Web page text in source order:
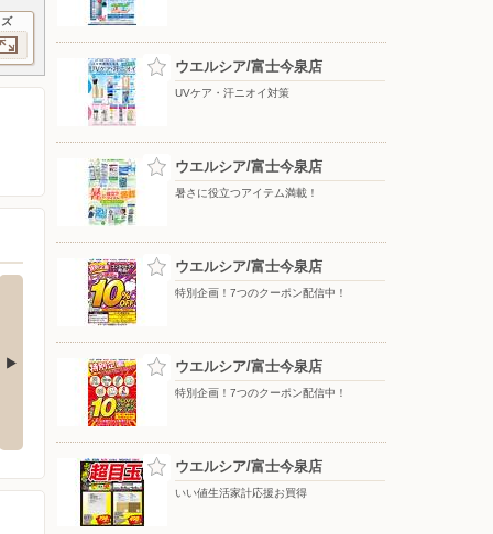
得
特別企画！7つのクーポン配信
中！
特別企画！7つのクーポン配信
ウエルシア/富士今泉店
UVケア・汗ニオイ対策
ウエルシア/富士今泉店
暑さに役立つアイテム満載！
ウエルシア/富士今泉店
特別企画！7つのクーポン配信中！
ウエルシア/富士今泉店
特別企画！7つのクーポン配信中！
ウエルシア/富士今泉店
いい値生活家計応援お買得